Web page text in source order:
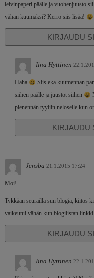
leivinpaperi päälle ja vuohenjuusto
vähän kuumaksi? Kerro siis lisää!
KIRJAUDU
Iina Hyttinen
Haha
Siis eka kuumennan
siihen päälle ja juustot siihen
pienennän tyyliin neloselle kun
KIRJAUDU
Jensba 21.1.2015 17:24
Moi!
Tykkään seurailla sun blogia, kiitos
vaikeutui vähän kun blogilistan
KIRJAUDU
Iina Hyttinen